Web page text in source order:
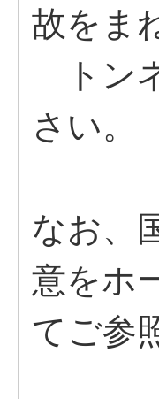
故をま
トン
さい。
なお、
意をホ
てご参